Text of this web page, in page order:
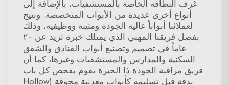
غرف النظافة الخاصة بالمستشفيات، بالإضافة إلى
أنواع أخرى عديدة من الأبواب المتخصصة. ونتيح
لعملائنا أبواباً عالية الجودة ومتينة ووظيفية، وذلك
بفضل فريقنا المهني الذي يمتلك خبرة تزيد عن ٢٠
عاماً في تصميم وتصنيع أبواب الفنادق والشقق
السكنية والمدارس والمستشفيات وغيرها، كما أن
فريق مراقبة الجودة ذا الخبرة يقوم بفحص كل باب
بدقة قبل تسليمه كأبواب معدنية مجوفة (Hollow